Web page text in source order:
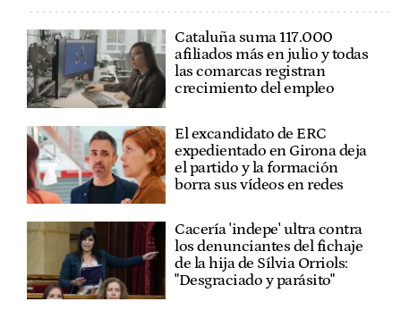
Cataluña suma 117.000
afiliados más en julio y todas
las comarcas registran
crecimiento del empleo
El excandidato de ERC
expedientado en Girona deja
el partido y la formación
borra sus vídeos en redes
Cacería 'indepe' ultra contra
los denunciantes del fichaje
de la hija de Sílvia Orriols:
"Desgraciado y parásito"